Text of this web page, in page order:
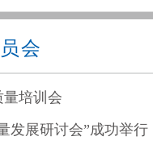
会
培训会
发展研讨会”成功举行